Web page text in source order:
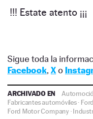
!!! Estate atento ¡¡¡
Sigue toda la
Facebook, Xo
ARCHIVADO EN
Fabricantes automóviles· Ford
Ford Motor Company·